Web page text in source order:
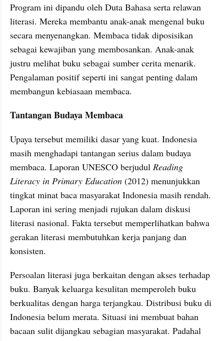
Program ini dipandu oleh Duta Bahasa serta relawan
literasi. Mereka membantu anak-anak mengenal buku
secara menyenangkan. Membaca tidak diposisikan
sebagai kewajiban yang membosankan. Anak-anak
justru melihat buku sebagai sumber cerita menarik.
Pengalaman positif seperti ini sangat penting dalam
membangun kebiasaan membaca.
Tantangan Budaya Membaca
Upaya tersebut memiliki dasar yang kuat. Indonesia
masih menghadapi tantangan serius dalam budaya
membaca. Laporan UNESCO berjudul Reading
Literacy in Primary Education (2012) menunjukkan
tingkat minat baca masyarakat Indonesia masih rendah.
Laporan ini sering menjadi rujukan dalam diskusi
literasi nasional. Fakta tersebut memperlihatkan bahwa
gerakan literasi membutuhkan kerja panjang dan
konsisten.
Persoalan literasi juga berkaitan dengan akses terhadap
buku. Banyak keluarga kesulitan memperoleh buku
berkualitas dengan harga terjangkau. Distribusi buku di
Indonesia belum merata. Situasi ini membuat bahan
bacaan sulit dijangkau sebagian masyarakat. Padahal